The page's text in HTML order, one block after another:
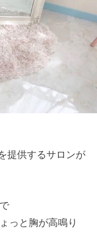
提供するサロンが
っと胸が高鳴り